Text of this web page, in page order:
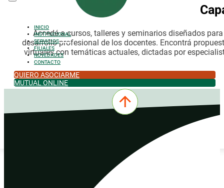
INICIO
INSTITUCIONAL
SERVICIOS
FILIALES
NOVEDADES
CONTACTO
QUIERO ASOCIARME
MUTUAL ONLINE
Accedé a cursos, talleres y seminarios diseñados
desarrollo profesional de los docentes. Encontrá
virtuales con temáticas actuales, dictadas por